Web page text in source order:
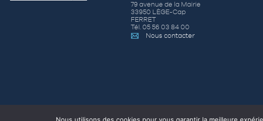
79 avenue de la Mairie
33950 LÈGE-Cap
FERRET
Tél. 05 56 03 84 00
Nous contacter